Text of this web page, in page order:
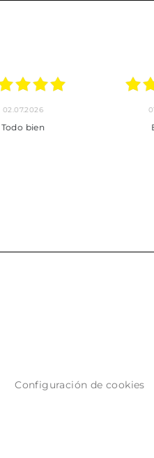
23.06.2026
Pedido hecho, pedido
Configuración de cookies